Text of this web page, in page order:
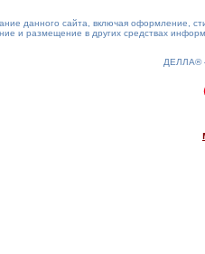
данного сайта, включая оформление,
и размещение в других средствах